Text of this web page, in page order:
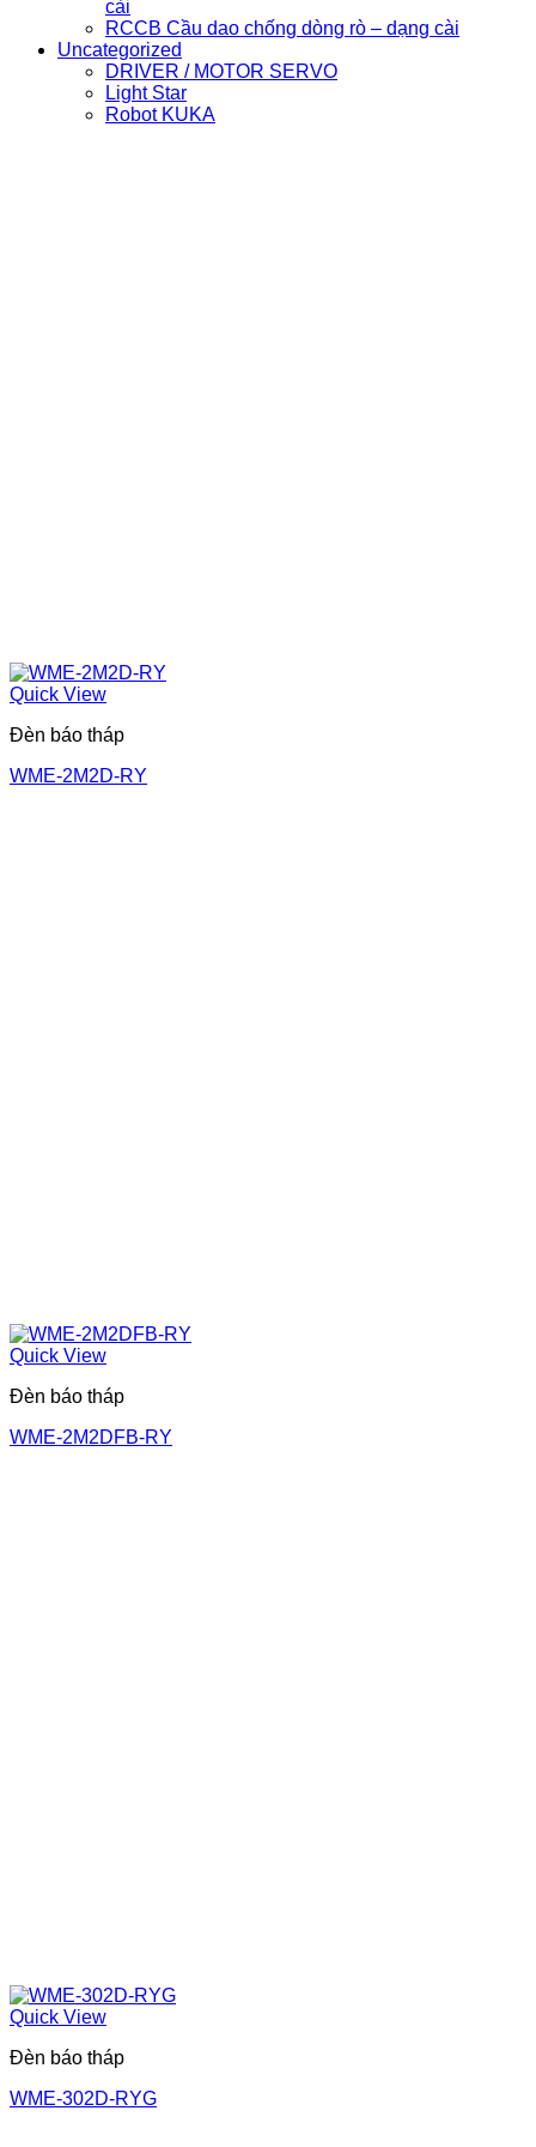
cài
RCCB Cầu dao chống dòng rò – dạng cài
Uncategorized
DRIVER / MOTOR SERVO
Light Star
Robot KUKA
Quick View
Đèn báo tháp
WME-2M2D-RY
Quick View
Đèn báo tháp
WME-2M2DFB-RY
Quick View
Đèn báo tháp
WME-302D-RYG